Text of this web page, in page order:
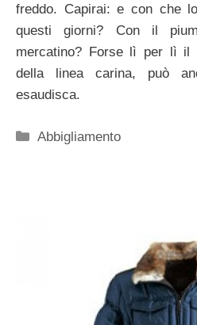
freddo. Capirai: e con che
questi giorni? Con il
mercatino? Forse lì per lì il
della linea carina, può
esaudisca.
Categorie
Abbigliamento